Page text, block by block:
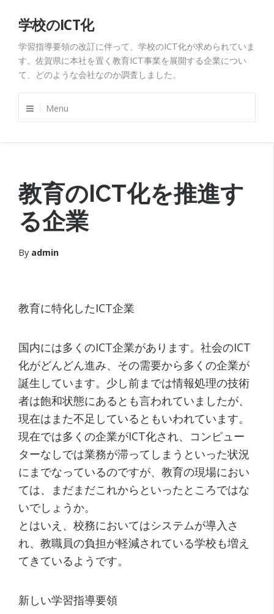
content
学校のICT化
学習指導要領の改訂に伴って、学校のICT化が求められていま
す。佐賀県に本社を置く教育ICT事業を展開する企業につい
て、どのような会社なのか調査しました。
Menu
教育のICT化を推進す
る企業
By admin
教育に特化したICT企業
国内には多くのICT企業があります。社会のICT
化がどんどん進み、その需要から多くの企業が
誕生しています。少し前までは情報処理の技術
者は飽和状態にあるとも言われていましたが、
現在はまた不足しているともいわれています。
現在では多くの企業がICT化され、コンピュー
ターなしでは業務が滞ってしまうといった状況
にまでなっているのですが、教育の現場におい
ては、まだまだこれからといったところではな
いでしょうか。
とはいえ、校務においてはシステムが導入さ
れ、教職員の負担が軽減されている学校も増え
てきているようです。
新しい学習指導要領